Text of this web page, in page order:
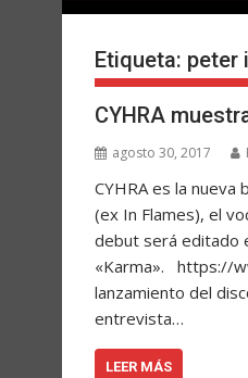
Etiqueta: peter
CYHRA
agosto 30, 2017
CYHRA es la
(ex In Flames), el
debut será editado
«Karma». https://
lanzamiento del
entrevista…
LEER MÁS